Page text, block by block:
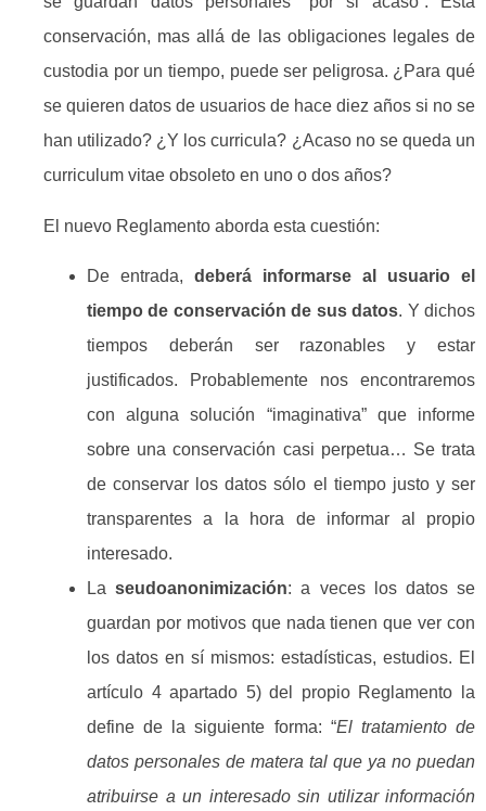
conservación, mas allá de las obligaciones legales de
custodia por un tiempo, puede ser peligrosa. ¿Para qué
se quieren datos de usuarios de hace diez años si no se
han utilizado? ¿Y los curricula? ¿Acaso no se queda un
curriculum vitae obsoleto en uno o dos años?
El nuevo Reglamento aborda esta cuestión:
De entrada, deberá informarse al usuario el
tiempo de conservación de sus datos. Y dichos
tiempos deberán ser razonables y estar
justificados. Probablemente nos encontraremos
con alguna solución “imaginativa” que informe
sobre una conservación casi perpetua… Se trata
de conservar los datos sólo el tiempo justo y ser
transparentes a la hora de informar al propio
interesado.
Laseudoanonimización: a veces los datos se
guardan por motivos que nada tienen que ver con
los datos en sí mismos: estadísticas, estudios. El
artículo 4 apartado 5) del propio Reglamento la
define de la siguiente forma: “El tratamiento de
datos personales de matera tal que ya no puedan
atribuirse a un interesado sin utilizar información